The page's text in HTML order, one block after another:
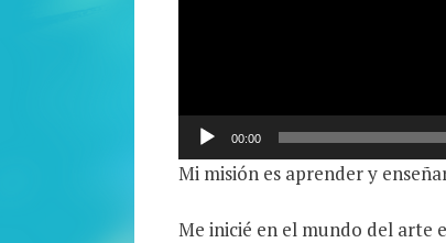
00:00
Mi misión es aprender y
Me inicié en el mundo del arte